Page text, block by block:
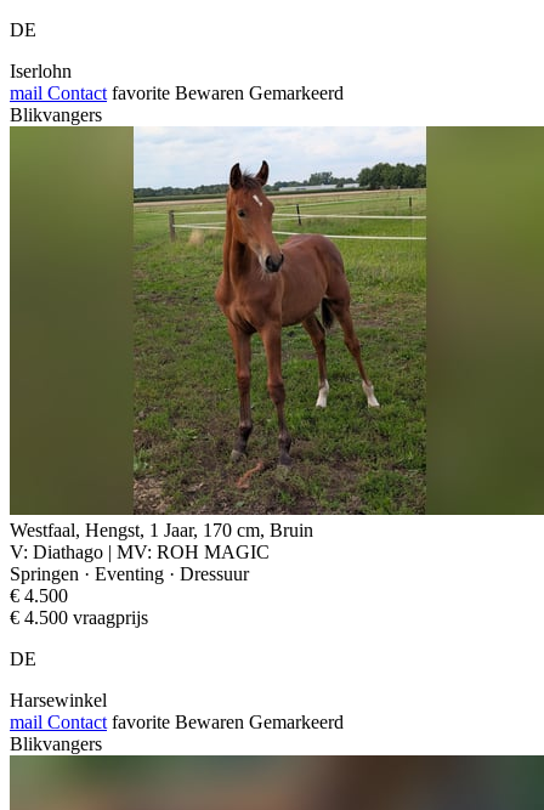
DE
Iserlohn
mail Contact favorite Bewaren Gemarkeerd
Blikvangers
Westfaal, Hengst, 1 Jaar, 170 cm, Bruin
V: Diathago | MV: ROH MAGIC
Springen · Eventing · Dressuur
€ 4.500
€ 4.500 vraagprijs
DE
Harsewinkel
mail Contact favorite Bewaren Gemarkeerd
Blikvangers